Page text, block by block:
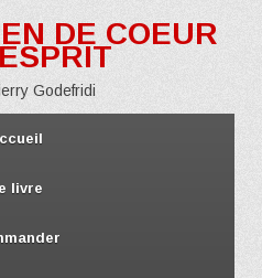
DE COEUR
Godefridi
livre